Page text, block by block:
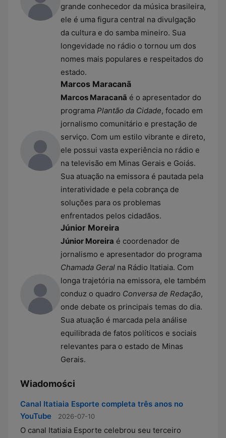
grande conhecedor da música brasileira,
ele é uma figura central na divulgação
da cultura e do samba mineiro. Sua
longevidade no rádio o tornou um dos
nomes mais populares e respeitados do
estado.
Marcos Maracanã
Marcos Maracanã é o apresentador do
programa Plantão da Cidade, focado em
jornalismo comunitário e prestação de
serviço. Com um estilo vibrante e direto,
ele possui vasta experiência no rádio e
na televisão em Minas Gerais e Goiás.
Sua atuação na emissora é pautada pela
interatividade e pela cobrança de
soluções para os problemas
enfrentados pelos cidadãos.
Júnior Moreira
Júnior Moreira é coordenador de
jornalismo e apresentador do programa
Chamada Geral na Rádio Itatiaia. Com
longa trajetória na emissora, ele também
conduz o quadro Conversa de Redação,
onde debate os principais temas do dia.
Sua atuação é marcada pela análise
equilibrada de fatos políticos e sociais
relevantes para o estado de Minas
Gerais.
Wiadomości
Canal Itatiaia Esporte completa três anos no
YouTube
2026-07-10
O canal Itatiaia Esporte celebrou seu terceiro